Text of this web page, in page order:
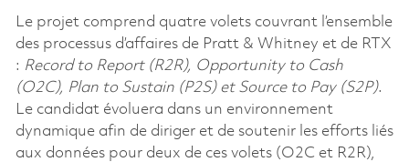
Le projet comprend quatre volets couvrant l’ensemble
des processus d’affaires de Pratt & Whitney et de RTX
: Record to Report (R2R), Opportunity to Cash
(O2C), Plan to Sustain (P2S) et Source to Pay (S2P).
Le candidat évoluera dans un environnement
dynamique afin de diriger et de soutenir les efforts liés
aux données pour deux de ces volets (O2C et R2R),